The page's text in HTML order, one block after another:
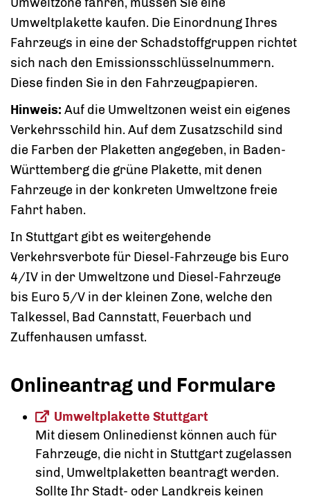
Umweltplakette kaufen. Die Einordnung Ihres
Fahrzeugs in eine der Schadstoffgruppen richtet
sich nach den Emissionsschlüsselnummern.
Diese finden Sie in den Fahrzeugpapieren.
Hinweis: Auf die Umweltzonen weist ein eigenes
Verkehrsschild hin. Auf dem Zusatzschild sind
die Farben der Plaketten angegeben, in Baden-
Württemberg die grüne Plakette, mit denen
Fahrzeuge in der konkreten Umweltzone freie
Fahrt haben.
In Stuttgart gibt es weitergehende
Verkehrsverbote für Diesel-Fahrzeuge bis Euro
4/IV in der Umweltzone und Diesel-Fahrzeuge
bis Euro 5/V in der kleinen Zone, welche den
Talkessel, Bad Cannstatt, Feuerbach und
Zuffenhausen umfasst.
Onlineantrag und Formulare
Umweltplakette Stuttgart
Mit diesem Onlinedienst können auch für
Fahrzeuge, die nicht in Stuttgart zugelassen
sind, Umweltplaketten beantragt werden.
Sollte Ihr Stadt- oder Landkreis keinen